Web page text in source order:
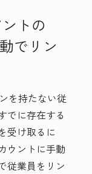
トの
でリン
を持たない従
でに存在する
受け取るに
ウントに手動
従業員をリン